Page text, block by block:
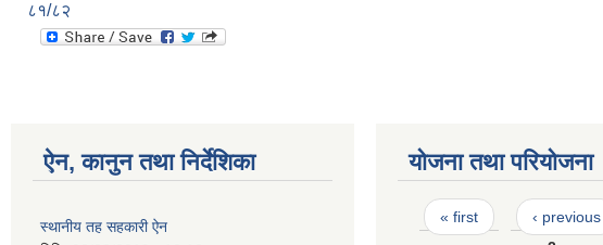
८१/८२
ऐन, कानुन तथा निर्देशिका
स्थानीय तह सहकारी ऐन
योजना तथा परियोजना
Pages
« first ‹ previous